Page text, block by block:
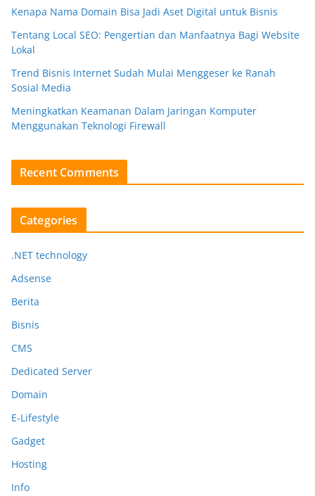
Kenapa Nama Domain Bisa Jadi Aset Digital untuk Bisnis
Tentang Local SEO: Pengertian dan Manfaatnya Bagi Website
Lokal
Trend Bisnis Internet Sudah Mulai Menggeser ke Ranah
Sosial Media
Meningkatkan Keamanan Dalam Jaringan Komputer
Menggunakan Teknologi Firewall
Recent Comments
Categories
.NET technology
Adsense
Berita
Bisnis
CMS
Dedicated Server
Domain
E-Lifestyle
Gadget
Hosting
Info